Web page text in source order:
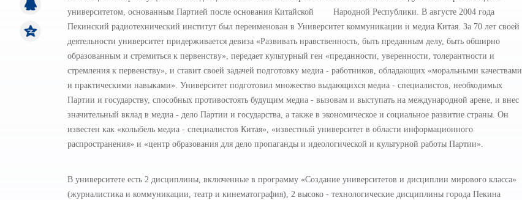
университетом, основанным Партией после основания Китайской Народной Республики. В августе 2004 года
Пекинский радиотехнический институт был переименован в Университет коммуникации и медиа Китая. За 70 лет своей
деятельности университет придерживается девиза «Развивать нравственность, быть преданным делу, быть обширно
образованным и стремиться к первенству», передает культурный ген «преданности, уверенности, толерантности и
стремления к первенству», и ставит своей задачей подготовку медиа - работников, обладающих «моральными качествами
и практическими навыками». Университет подготовил множество выдающихся медиа - специалистов, необходимых
Партии и государству, способных противостоять будущим медиа - вызовам и выступать на международной арене, и внес
значительный вклад в медиа - дело Партии и государства, а также в экономическое и социальное развитие страны. Он
известен как «колыбель медиа - специалистов Китая», «известный университет в области информационного
распространения» и «центр образования для дело пропаганды и идеологической и культурной работы Партии».
В университете есть 2 дисциплины, включенные в программу «Создание университетов и дисциплин мирового класса»
(журналистика и коммуникации, театр и кинематография), 2 высоко - технологические дисциплины города Пекина